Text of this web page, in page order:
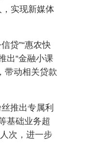
实现新媒体
贷”“惠农快
出“金融小课
带动相关贷款
推出专属利
基础业务超
次，进一步